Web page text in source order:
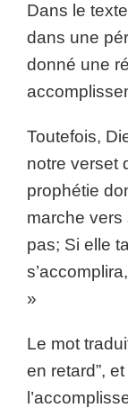
Dans le
dans une
donné une
Toutefois,
notre verset
prophétie
marche vers
pas; Si elle
»
Le mot
en retard”,